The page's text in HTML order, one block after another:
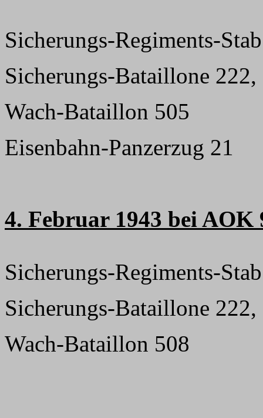
Sicherungs-Regiments-
Sicherungs-Bataillone
Wach-Bataillon 505
Eisenbahn-Panzerzug 21
4. Februar 1943 bei AOK
Sicherungs-Regiments-
Sicherungs-Bataillone
Wach-Bataillon 508